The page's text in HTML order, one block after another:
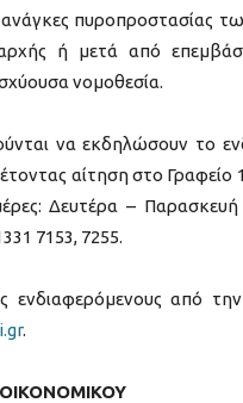
ανάγκες πυροπροστασίας
ή μετά από
νομοθεσία.
να εκδηλώσουν το
αίτηση στο Γραφείο
Δευτέρα –
7153, 7255.
ενδιαφερόμενους από
.